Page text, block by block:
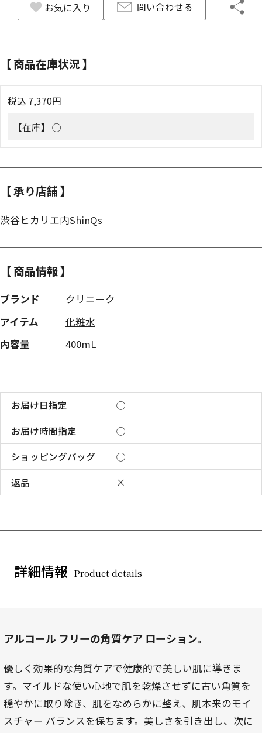
お気に入り 問い合わせる
【 商品在庫状況 】
税込 7,370円
【在庫】 ◯
【 承り店舗 】
渋谷ヒカリエ内ShinQs
【 商品情報 】
ブランド
クリニーク
アイテム
化粧水
内容量
400mL
お届け日指定
◯
お届け時間指定
◯
ショッピングバッグ
◯
返品
×
詳細情報 Product details
アルコール フリーの角質ケア ローション。
優しく効果的な角質ケアで健康的で美しい肌に導きま
す。マイルドな使い心地で肌を乾燥させずに古い角質を
穏やかに取り除き、肌をなめらかに整え、肌本来のモイ
スチャー バランスを保ちます。美しさを引き出し、次に